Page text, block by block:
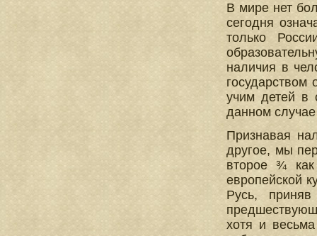
В мире нет
сегодня
только
наличия в
учим детей в
данном
Признавая
другое, мы
второе ¾
европейской
Русь,
хотя и